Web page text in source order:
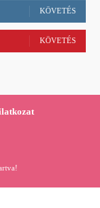
KÖVETÉS
KÖVETÉS